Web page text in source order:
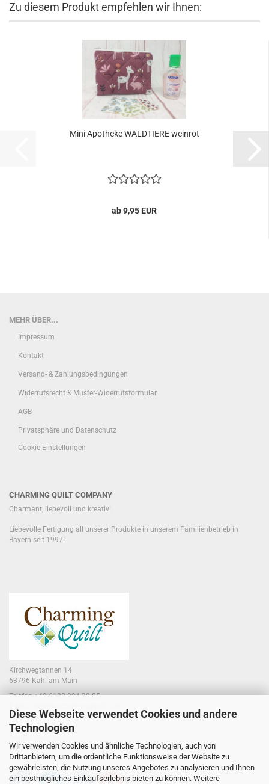
Diese Webseite verwendet Cookies und andere
Technologien
Wir verwenden Cookies und ähnliche Technologien, auch von
Drittanbietern, um die ordentliche Funktionsweise der Website zu
gewährleisten, die Nutzung unseres Angebotes zu analysieren und Ihnen
ein bestmögliches Einkaufserlebnis bieten zu können. Weitere
Zu diesem Produkt empfehlen wir Ihnen:
Mini Apotheke WALDTIERE weinrot
ab 9,95 EUR
MEHR ÜBER...
Impressum
Kontakt
Versand- & Zahlungsbedingungen
Widerrufsrecht & Muster-Widerrufsformular
AGB
Privatsphäre und Datenschutz
Cookie Einstellungen
CHARMING QUILT COMPANY
Charmant, liebevoll und kreativ!
Liebevolle Fertigung all unserer Produkte in unserem Familienbetrieb in
Bayern seit 1997!
Kirchwegtannen 14
63796 Kahl am Main
Telefon +49 6188 994 30 85
Laden:
63796 Kahl am Main